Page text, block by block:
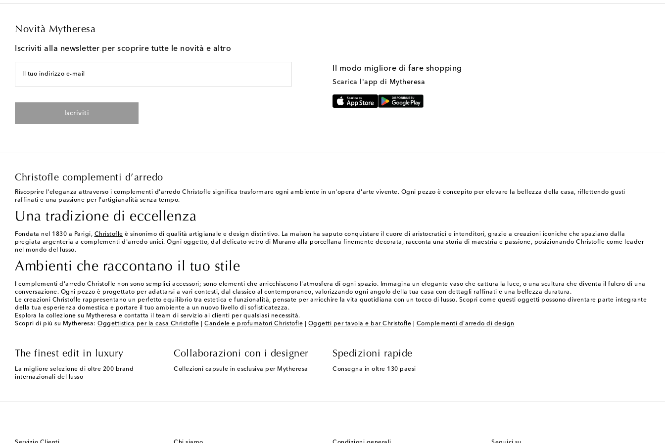
Novità Mytheresa
Iscriviti alla newsletter per scoprire tutte le novità e altro
Il tuo indirizzo e-mail
Iscriviti
Il modo migliore di fare shopping
Scarica l'app di Mytheresa
Christofle complementi d’arredo
Riscoprire l'eleganza attraverso i complementi d'arredo Christofle significa trasformare ogni ambiente in un'opera d'arte vivente. Ogni pezzo è concepito per elevare la bellezza della casa, riflettendo gusti
raffinati e una passione per l'artigianalità senza tempo.
Una tradizione di eccellenza
Fondata nel 1830 a Parigi, Christofle è sinonimo di qualità artigianale e design distintivo. La maison ha saputo conquistare il cuore di aristocratici e intenditori, grazie a creazioni iconiche che spaziano dalla
pregiata argenteria a complementi d'arredo unici. Ogni oggetto, dal delicato vetro di Murano alla porcellana finemente decorata, racconta una storia di maestria e passione, posizionando Christofle come leader
nel mondo del lusso.
Ambienti che raccontano il tuo stile
I complementi d'arredo Christofle non sono semplici accessori; sono elementi che arricchiscono l'atmosfera di ogni spazio. Immagina un elegante vaso che cattura la luce, o una scultura che diventa il fulcro di una
conversazione. Ogni pezzo è progettato per adattarsi a vari contesti, dal classico al contemporaneo, valorizzando ogni angolo della tua casa con dettagli raffinati e una bellezza duratura.
Le creazioni Christofle rappresentano un perfetto equilibrio tra estetica e funzionalità, pensate per arricchire la vita quotidiana con un tocco di lusso. Scopri come questi oggetti possono diventare parte integrante
della tua esperienza domestica e portare il tuo ambiente a un nuovo livello di sofisticatezza.
Esplora la collezione su Mytheresa e contatta il team di servizio ai clienti per qualsiasi necessità.
Scopri di più su Mytheresa: Oggettistica per la casa Christofle Candele e profumatori Christofle Oggetti per tavola e bar Christofle Complementi d'arredo di design
The finest edit in luxury
La migliore selezione di oltre 200 brand
internazionali del lusso
Collaborazioni con i designer
Collezioni capsule in esclusiva per Mytheresa
Spedizioni rapide
Consegna in oltre 130 paesi